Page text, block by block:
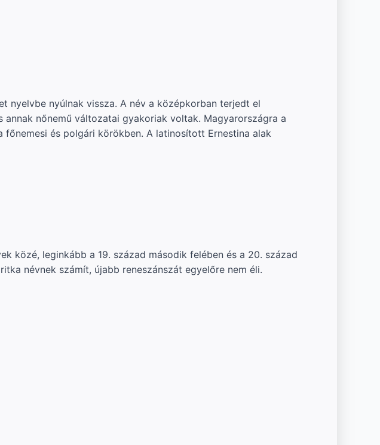
nyelvbe nyúlnak vissza. A név a középkorban terjedt el
nőnemű változatai gyakoriak voltak. Magyarországra a
és polgári körökben. A latinosított Ernestina alak
közé, leginkább a 19. század második felében és a 20. század
névnek számít, újabb reneszánszát egyelőre nem éli.